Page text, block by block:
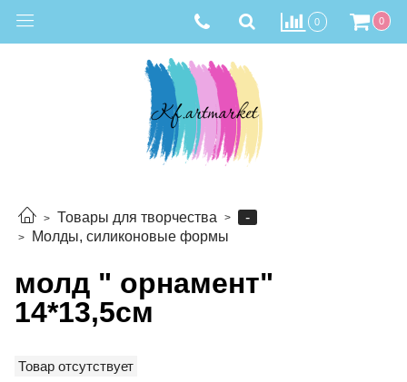
0 0
Товары для творчества
-
Молды, силиконовые формы
молд " орнамент"
14*13,5см
Товар отсутствует